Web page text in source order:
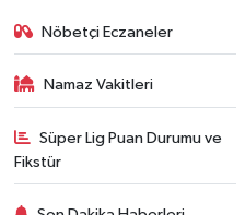
Nöbetçi Eczaneler
Namaz Vakitleri
Süper Lig Puan Durumu ve
Fikstür